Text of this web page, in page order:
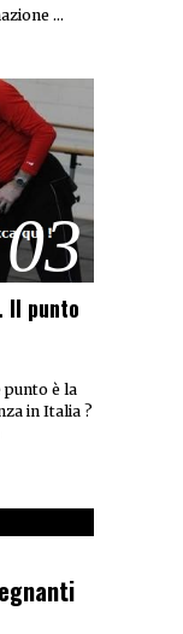
…
03
Il punto
punto è la
in Italia ?